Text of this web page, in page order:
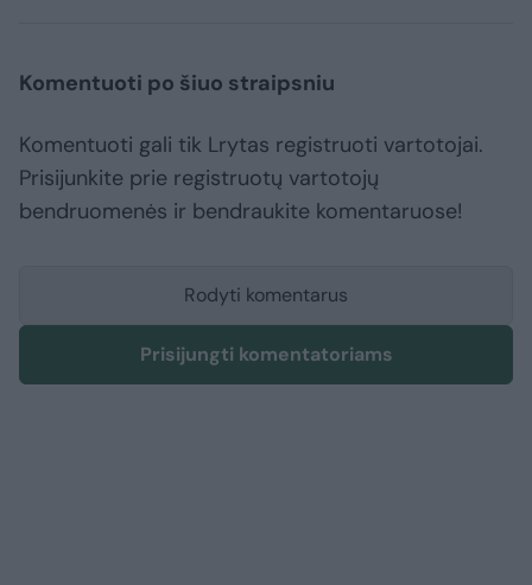
Komentuoti po šiuo straipsniu
Komentuoti gali tik Lrytas registruoti vartotojai.
Prisijunkite prie registruotų vartotojų
bendruomenės ir bendraukite komentaruose!
Rodyti komentarus
Prisijungti komentatoriams